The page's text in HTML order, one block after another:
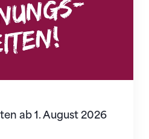
ab 1. August 2026